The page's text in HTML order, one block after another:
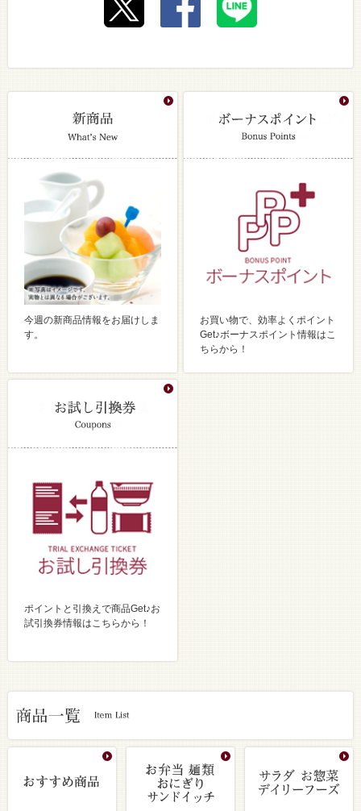
今週の新商品情報をお届けしま
す。
お買い物で、効率よくポイント
Get♪ボーナスポイント情報はこ
ちらから！
ポイントと引換えで商品Get♪お
試引換券情報はこちらから！